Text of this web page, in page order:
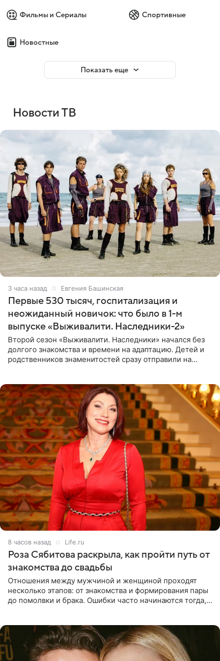
Фильмы и Сериалы Спортивные
Новостные
Показать еще
Новости ТВ
3 часа назад Евгения Башинская
Первые 530 тысяч, госпитализация и
неожиданный новичок: что было в 1-м
выпуске «Выживалити. Наследники-2»
Второй сезон «Выживалити. Наследники» начался без
долгого знакомства и времени на адаптацию. Детей и
родственников знаменитостей сразу отправили на
8 часов назад Life.ru
Роза Сябитова раскрыла, как пройти путь от
знакомства до свадьбы
Отношения между мужчиной и женщиной проходят
несколько этапов: от знакомства и формирования пары
до помолвки и брака. Ошибки часто начинаются тогда,